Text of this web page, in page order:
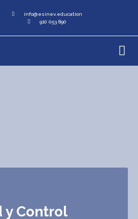
info@esinev.education
910 053 890
y Control